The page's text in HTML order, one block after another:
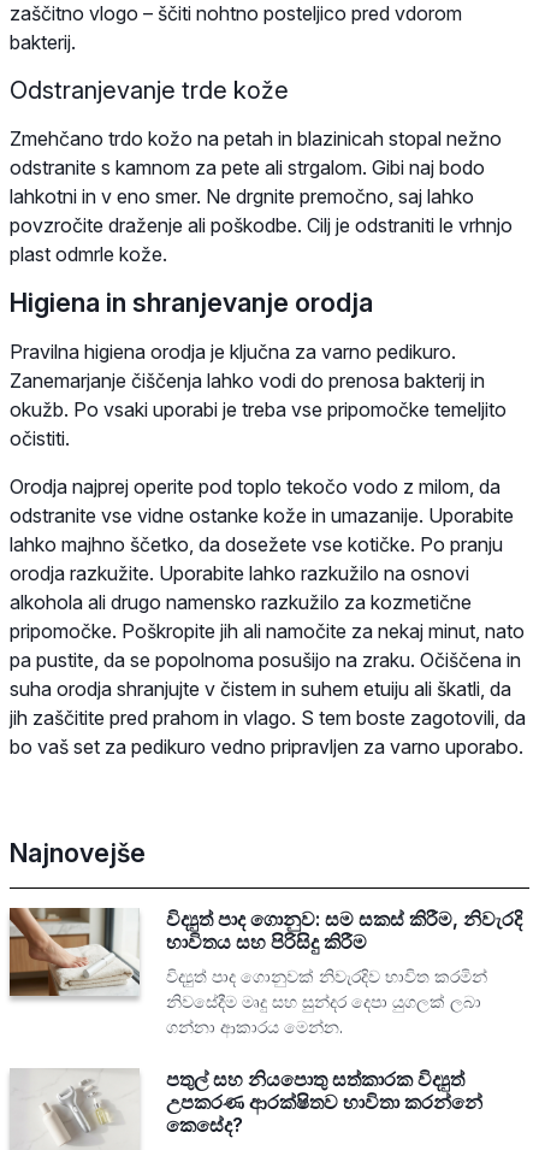
zaščitno vlogo – ščiti nohtno posteljico pred vdorom
bakterij.
Odstranjevanje trde kože
Zmehčano trdo kožo na petah in blazinicah stopal nežno
odstranite s kamnom za pete ali strgalom. Gibi naj bodo
lahkotni in v eno smer. Ne drgnite premočno, saj lahko
povzročite draženje ali poškodbe. Cilj je odstraniti le vrhnjo
plast odmrle kože.
Higiena in shranjevanje orodja
Pravilna higiena orodja je ključna za varno pedikuro.
Zanemarjanje čiščenja lahko vodi do prenosa bakterij in
okužb. Po vsaki uporabi je treba vse pripomočke temeljito
očistiti.
Orodja najprej operite pod toplo tekočo vodo z milom, da
odstranite vse vidne ostanke kože in umazanije. Uporabite
lahko majhno ščetko, da dosežete vse kotičke. Po pranju
orodja razkužite. Uporabite lahko razkužilo na osnovi
alkohola ali drugo namensko razkužilo za kozmetične
pripomočke. Poškropite jih ali namočite za nekaj minut, nato
pa pustite, da se popolnoma posušijo na zraku. Očiščena in
suha orodja shranjujte v čistem in suhem etuiju ali škatli, da
jih zaščitite pred prahom in vlago. S tem boste zagotovili, da
bo vaš set za pedikuro vedno pripravljen za varno uporabo.
Najnovejše
විද්‍යුත් පාද ගොනුව: සම සකස් කිරීම, නිවැරදි
භාවිතය සහ පිරිසිදු කිරීම
විද්‍යුත් පාද ගොනුවක් නිවැරදිව භාවිත කරමින්
නිවසේදීම මෘදු සහ සුන්දර දෙපා යුගලක් ලබා
ගන්නා ආකාරය මෙන්න.
පතුල් සහ නියපොතු සත්කාරක විද්‍යුත්
උපකරණ ආරක්ෂිතව භාවිතා කරන්නේ
කෙසේද?